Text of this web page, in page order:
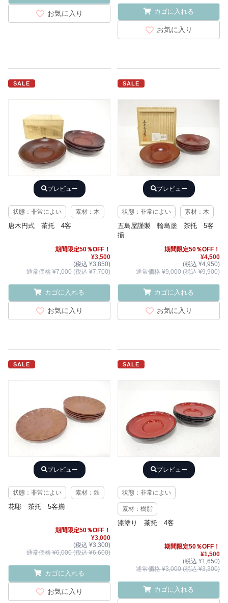
お気に入り カゴに入れる
お気に入り
SALE
プレビュー
状態：非常によい 素材：木
唐木円式 茶托 4客
期間限定50％OFF！
¥3,500
(税込 ¥3,850)
通常価格 ¥7,000 (税込 ¥7,700)
カゴに入れる
お気に入り
SALE
プレビュー
状態：非常によい 素材：木
五島屋謹製 輪島塗 茶托 5客
揃
期間限定50％OFF！
¥4,500
(税込 ¥4,950)
通常価格 ¥9,000 (税込 ¥9,900)
カゴに入れる
お気に入り
SALE
プレビュー
状態：非常によい 素材：鉄
花彫 茶托 5客揃
期間限定50％OFF！
¥3,000
(税込 ¥3,300)
通常価格 ¥6,000 (税込 ¥6,600)
カゴに入れる
お気に入り
SALE
プレビュー
状態：非常によい
素材：樹脂
漆塗り 茶托 4客
期間限定50％OFF！
¥1,500
(税込 ¥1,650)
通常価格 ¥3,000 (税込 ¥3,300)
カゴに入れる